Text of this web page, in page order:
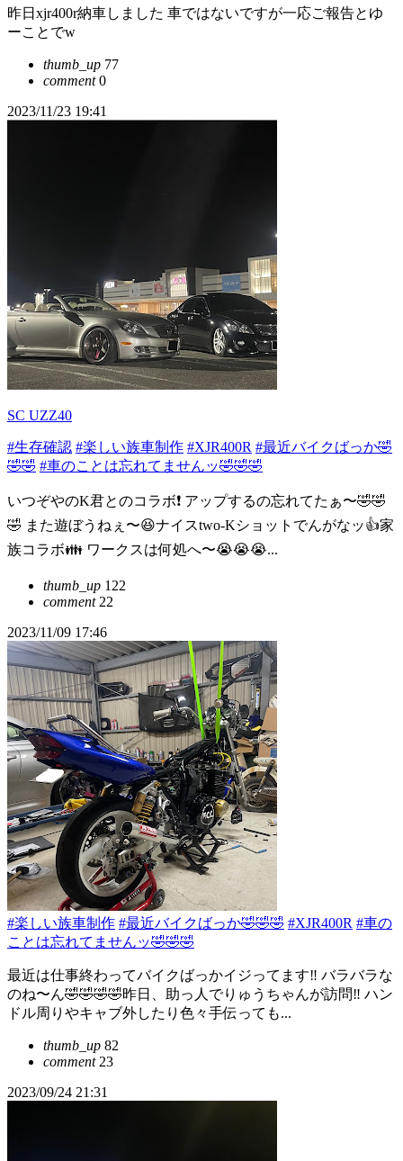
昨日xjr400r納車しました 車ではないですが一応ご報告とゆ
ーことでw
thumb_up 77
comment0
2023/11/23 19:41
SC UZZ40
#生存確認 #楽しい族車制作 #XJR400R #最近バイクばっか🤣
🤣🤣 #車のことは忘れてませんッ🤣🤣🤣
いつぞやのK君とのコラボ❗️ アップするの忘れてたぁ〜🤣🤣
🤣 また遊ぼうねぇ〜😆ナイスtwo-Kショットでんがなッ👍家
族コラボ👪 ワークスは何処へ〜😭😭😭...
thumb_up 122
comment22
2023/11/09 17:46
#楽しい族車制作 #最近バイクばっか🤣🤣🤣 #XJR400R #車の
ことは忘れてませんッ🤣🤣🤣
最近は仕事終わってバイクばっかイジってます‼️ バラバラな
のね〜ん🤣🤣🤣🤣昨日、助っ人でりゅうちゃんが訪問‼️ ハン
ドル周りやキャブ外したり色々手伝っても...
thumb_up 82
comment23
2023/09/24 21:31